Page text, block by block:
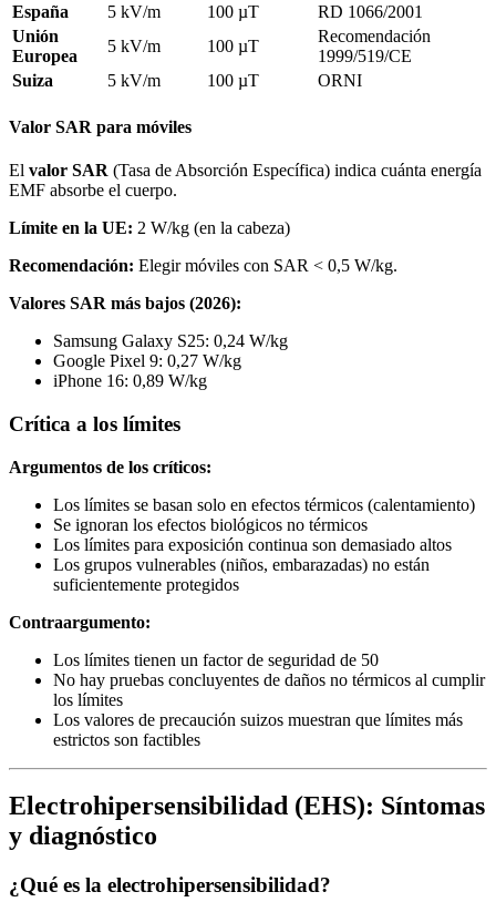
España
5 kV/m 100 µT
RD 1066/2001
Unión
Europea
5 kV/m 100 µT
Recomendación
1999/519/CE
Suiza
5 kV/m 100 µT ORNI
Valor SAR para móviles
El valor SAR (Tasa de Absorción Específica) indica cuánta energía
EMF absorbe el cuerpo.
Límite en la UE: 2 W/kg (en la cabeza)
Recomendación: Elegir móviles con SAR < 0,5 W/kg.
Valores SAR más bajos (2026):
Samsung Galaxy S25: 0,24 W/kg
Google Pixel 9: 0,27 W/kg
iPhone 16: 0,89 W/kg
Crítica a los límites
Argumentos de los críticos:
Los límites se basan solo en efectos térmicos (calentamiento)
Se ignoran los efectos biológicos no térmicos
Los límites para exposición continua son demasiado altos
Los grupos vulnerables (niños, embarazadas) no están
suficientemente protegidos
Contraargumento:
Los límites tienen un factor de seguridad de 50
No hay pruebas concluyentes de daños no térmicos al cumplir
los límites
Los valores de precaución suizos muestran que límites más
estrictos son factibles
Electrohipersensibilidad (EHS): Síntomas
y diagnóstico
¿Qué es la electrohipersensibilidad?